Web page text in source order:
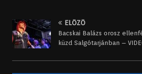
ELŐZŐ
Bacskai Balázs orosz
küzd Salgótarjánban –